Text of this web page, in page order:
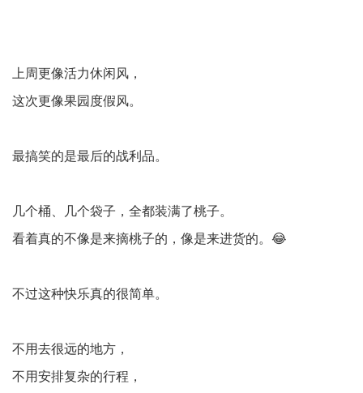
上周更像活力休闲风，
这次更像果园度假风。
最搞笑的是最后的战利品。
几个桶、几个袋子，全都装满了桃子。
看着真的不像是来摘桃子的，像是来进货的。😂
不过这种快乐真的很简单。
不用去很远的地方，
不用安排复杂的行程，